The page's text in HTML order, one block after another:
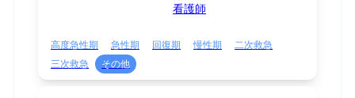
看護師
高度急性期 急性期 回復期 慢性期
二次救急
三次救急
その他